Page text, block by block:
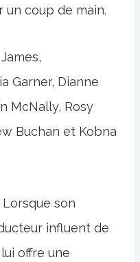
coup de main.
Garner, Dianne
McNally, Rosy
Buchan et Kobna
son
influent de
offre une